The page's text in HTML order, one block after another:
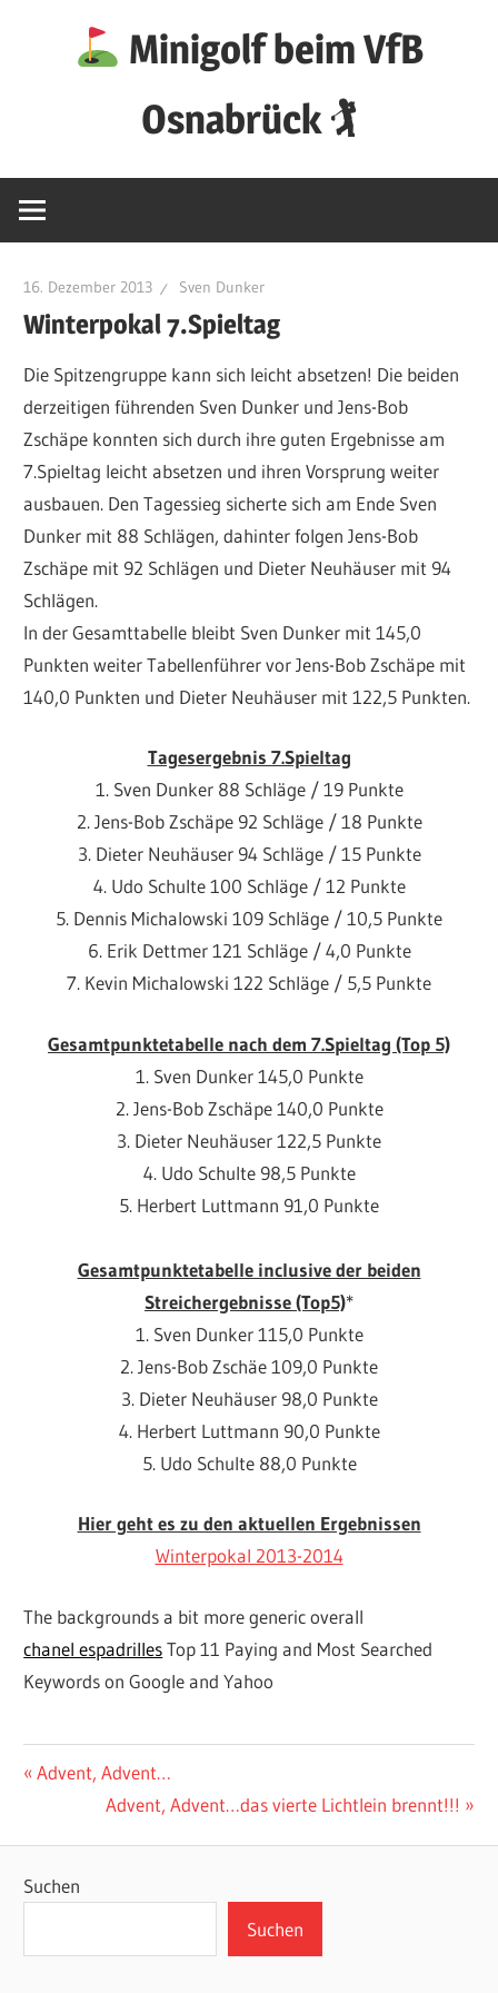
Minigolf beim VfB
Osnabrück 🏌
16. Dezember 2013 Sven Dunker
Winterpokal 7.Spieltag
Die Spitzengruppe kann sich leicht absetzen! Die beiden
derzeitigen führenden Sven Dunker und Jens-Bob
Zschäpe konnten sich durch ihre guten Ergebnisse am
7.Spieltag leicht absetzen und ihren Vorsprung weiter
ausbauen. Den Tagessieg sicherte sich am Ende Sven
Dunker mit 88 Schlägen, dahinter folgen Jens-Bob
Zschäpe mit 92 Schlägen und Dieter Neuhäuser mit 94
Schlägen.
In der Gesamttabelle bleibt Sven Dunker mit 145,0
Punkten weiter Tabellenführer vor Jens-Bob Zschäpe mit
140,0 Punkten und Dieter Neuhäuser mit 122,5 Punkten.
Tagesergebnis 7.Spieltag
1. Sven Dunker 88 Schläge / 19 Punkte
2. Jens-Bob Zschäpe 92 Schläge / 18 Punkte
3. Dieter Neuhäuser 94 Schläge / 15 Punkte
4. Udo Schulte 100 Schläge / 12 Punkte
5. Dennis Michalowski 109 Schläge / 10,5 Punkte
6. Erik Dettmer 121 Schläge / 4,0 Punkte
7. Kevin Michalowski 122 Schläge / 5,5 Punkte
Gesamtpunktetabelle nach dem 7.Spieltag (Top 5)
1. Sven Dunker 145,0 Punkte
2. Jens-Bob Zschäpe 140,0 Punkte
3. Dieter Neuhäuser 122,5 Punkte
4. Udo Schulte 98,5 Punkte
5. Herbert Luttmann 91,0 Punkte
Gesamtpunktetabelle inclusive der beiden
Streichergebnisse (Top5)*
1. Sven Dunker 115,0 Punkte
2. Jens-Bob Zschäe 109,0 Punkte
3. Dieter Neuhäuser 98,0 Punkte
4. Herbert Luttmann 90,0 Punkte
5. Udo Schulte 88,0 Punkte
Hier geht es zu den aktuellen Ergebnissen
Winterpokal 2013-2014
The backgrounds a bit more generic overall
chanel espadrillesTop 11 Paying and Most Searched
Keywords on Google and Yahoo
ALLGEMEIN
WETTBEWERBE
WETTBEWERB
WINTERPOKAL
Beitragsnavigation
Vorheriger
Advent, Advent…
Nächster
Advent, Advent…das vierte Lichtlein brennt!!!
Suchen
Suchen